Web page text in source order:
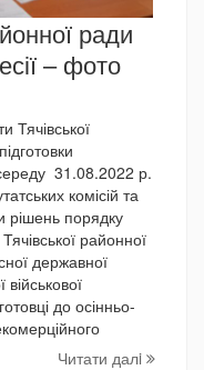
ради
– фото
Тячівської
середу 31.08.2022 р.
комісій та
рішень порядку
районної
державної
до осінньо-
Читати далi